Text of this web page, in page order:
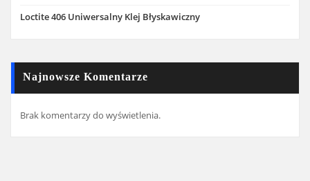
Loctite 406 Uniwersalny Klej Błyskawiczny
Najnowsze Komentarze
Brak komentarzy do wyświetlenia.